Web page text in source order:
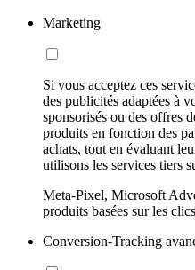
Marketing
Si vous acceptez ces
des publicités adaptées à
sponsorisés ou des offres
produits en fonction des
achats, tout en évaluant
utilisons les services tiers
Meta-Pixel, Microsoft
produits basées sur les
Conversion-Tracking